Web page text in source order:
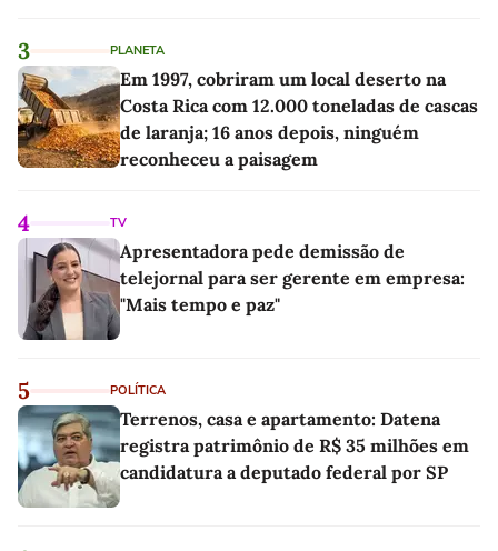
3 PLANETA
Em 1997, cobriram um local deserto na
Costa Rica com 12.000 toneladas de cascas
de laranja; 16 anos depois, ninguém
reconheceu a paisagem
4 TV
Apresentadora pede demissão de
telejornal para ser gerente em empresa:
"Mais tempo e paz"
5 POLÍTICA
Terrenos, casa e apartamento: Datena
registra patrimônio de R$ 35 milhões em
candidatura a deputado federal por SP